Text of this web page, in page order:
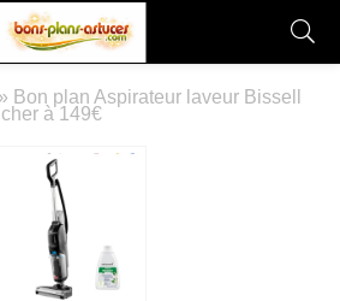
» Bon plan Aspirateur laveur Bissell
à 149€